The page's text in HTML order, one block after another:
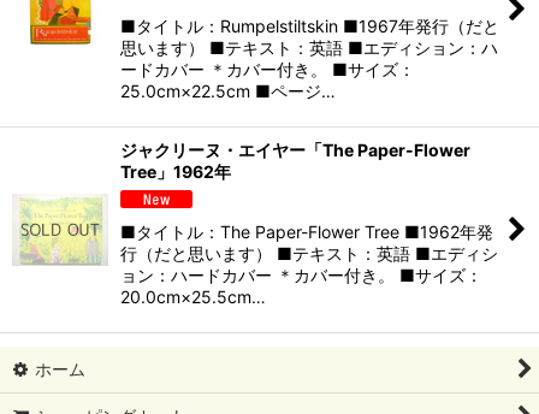
■タイトル：Rumpelstiltskin ■1967年発行（だと
思います） ■テキスト：英語 ■エディション：ハ
ードカバー ＊カバー付き。 ■サイズ：
25.0cm×22.5cm ■ページ…
ジャクリーヌ・エイヤー「The Paper-Flower
Tree」1962年
■タイトル：The Paper-Flower Tree ■1962年発
行（だと思います） ■テキスト：英語 ■エディシ
ョン：ハードカバー ＊カバー付き。 ■サイズ：
20.0cm×25.5cm…
ホーム